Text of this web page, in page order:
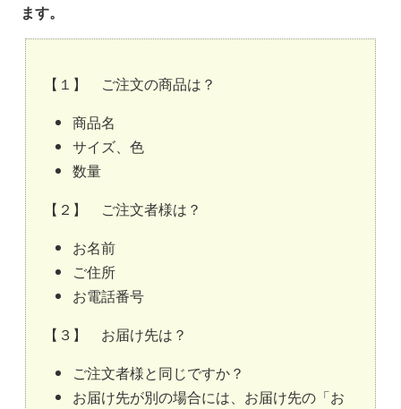
ます。
【１】 ご注文の商品は？
商品名
サイズ、色
数量
【２】 ご注文者様は？
お名前
ご住所
お電話番号
【３】 お届け先は？
ご注文者様と同じですか？
お届け先が別の場合には、お届け先の「お